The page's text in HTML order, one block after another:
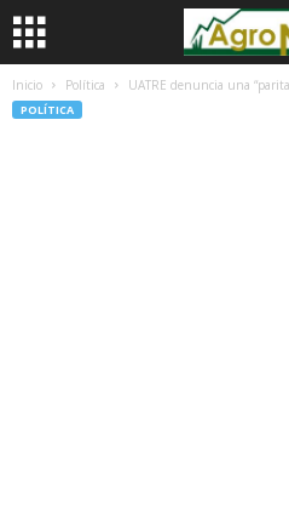
Inicio Política UATRE denuncia una
POLÍTICA